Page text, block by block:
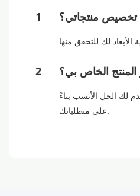
1 تخصيص منتجاتي؟
2 الخاص بي؟
لك الحل الأنسب بناءً
على متطلباتك.